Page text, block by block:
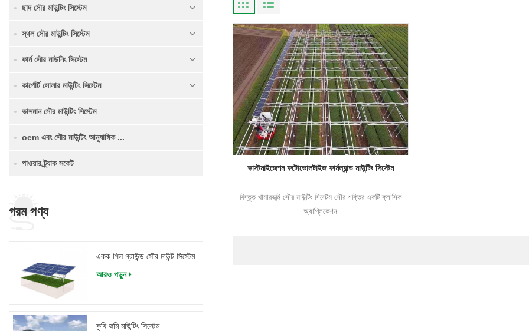
ছাদ সৌর মাউন্টিং সিস্টেম
স্থল সৌর মাউন্টিং সিস্টেম
ফার্ম সৌর মাউনিং সিস্টেম
কার্পোর্ট সোলার মাউন্টিং সিস্টেম
ভাসমান সৌর মাউন্টিং সিস্টেম
oem এবং সৌর মাউন্টিং আনুষাঙ্গিক ...
পাওয়ার ট্র্যাক সকেট
গরম পণ্য
একক পিল গ্রাউন্ড সৌর মাউন্ট সিস্টেম
আরও পড়ুন
কৃষি জমি মাউন্টিং সিস্টেম
কাস্টমাইজেশন ফটোভোলটাইজ ফার্মল্যান্ড মাউন্টিং সিস্টেম
বিস্তৃত খামারভূমি সৌর মাউন্টিং সিস্টেম সৌর শক্তির একটি ক্লাসিক
অ্যাপ্লিকেশন